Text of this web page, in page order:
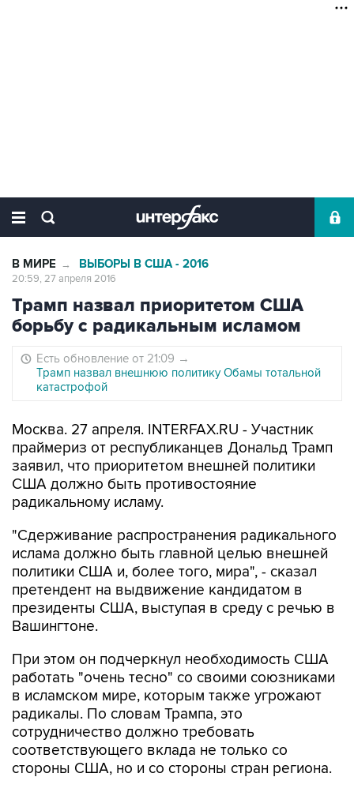
В МИРЕ → ВЫБОРЫ В США - 2016
20:59, 27 апреля 2016
Трамп назвал приоритетом США
борьбу с радикальным исламом
Есть обновление от 21:09 →
Трамп назвал внешнюю политику Обамы тотальной
катастрофой
Москва. 27 апреля. INTERFAX.RU - Участник
праймериз от республиканцев Дональд Трамп
заявил, что приоритетом внешней политики
США должно быть противостояние
радикальному исламу.
"Сдерживание распространения радикального
ислама должно быть главной целью внешней
политики США и, более того, мира", - сказал
претендент на выдвижение кандидатом в
президенты США, выступая в среду с речью в
Вашингтоне.
При этом он подчеркнул необходимость США
работать "очень тесно" со своими союзниками
в исламском мире, которым также угрожают
радикалы. По словам Трампа, это
сотрудничество должно требовать
соответствующего вклада не только со
стороны США, но и со стороны стран региона.